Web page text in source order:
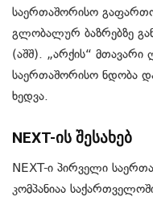
საერთაშორისო
გლობალურ ბაზრებზე
(აშშ). „არქის“ მთავარი
საერთაშორისო ნდობა
ხედვა.
NEXT-ის შესახებ
NEXT-ი პირველი
კომპანიაა